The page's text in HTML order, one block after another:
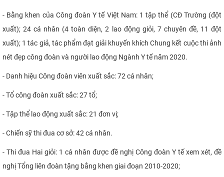
- Bằng khen của Công đoàn Y tế Việt Nam: 1 tập thể (CĐ Trường (đột
xuất); 24 cá nhân (4 toàn diện, 2 lao động giỏi, 7 chuyên đề, 11 đột
xuất); 1 tác giả, tác phẩm đạt giải khuyến khích Chung kết cuộc thi ảnh
nét đẹp công đoàn và người lao động Ngành Y tế năm 2020.
- Danh hiệu Công đoàn viên xuất sắc: 72 cá nhân;
- Tổ công đoàn xuất sắc: 27 tổ;
- Tập thể lao động xuất sắc: 21 đơn vị;
- Chiến sỹ thi đua cơ sở: 42 cá nhân.
- Thi đua Hai giỏi: 1 cá nhân được đề nghị Công đoàn Y tế xem xét, đề
nghị Tổng liên đoàn tặng bằng khen giai đoạn 2010-2020;